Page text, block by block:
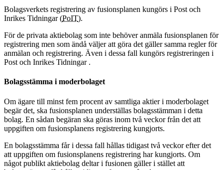
Bolagsverkets registrering av fusionsplanen kungörs i Post och
Inrikes Tidningar (PoIT).
För de privata aktiebolag som inte behöver anmäla fusionsplanen för
registrering men som ändå väljer att göra det gäller samma regler för
anmälan och registrering. Även i dessa fall kungörs registreringen i
Post och Inrikes Tidningar .
Bolagsstämma i moderbolaget
Om ägare till minst fem procent av samtliga aktier i moderbolaget
begär det, ska fusionsplanen underställas bolagsstämman i detta
bolag. En sådan begäran ska göras inom två veckor från det att
uppgiften om fusionsplanens registrering kungjorts.
En bolagsstämma får i dessa fall hållas tidigast två veckor efter det
att uppgiften om fusionsplanens registrering har kungjorts. Om
något publikt aktiebolag deltar i fusionen gäller i stället att